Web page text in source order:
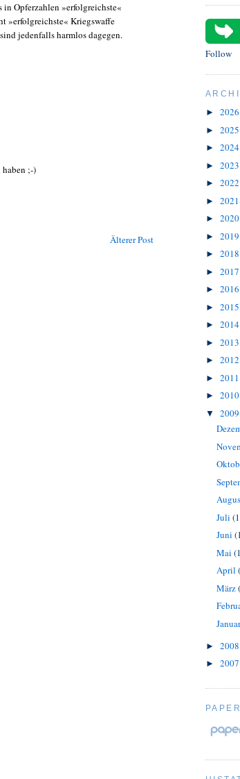
Opferzahlen »erfolgreichste«
»erfolgreichste« Kriegswaffe
jedenfalls harmlos dagegen.
;-)
Älterer Post
Follow
► 2026
► 2025
► 2024
► 2023
► 2022
► 2021
► 2020
► 2019
► 2018
► 2017
► 2016
► 2015
► 2014
► 2013
► 2012
► 2011
► 2010
▼ 2009
Juli
Juni
Mai
April
März
► 2008
► 2007